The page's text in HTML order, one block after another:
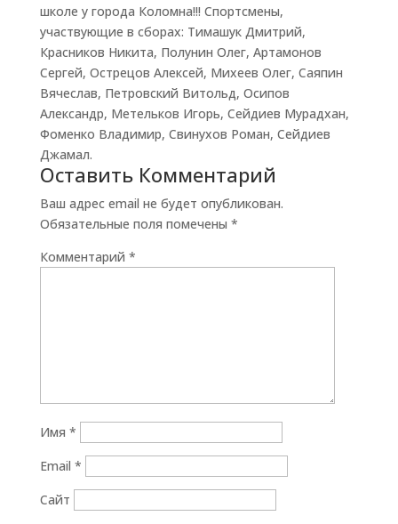
школе у города Коломна!!! Спортсмены,
участвующие в сборах: Тимашук Дмитрий,
Красников Никита, Полунин Олег, Артамонов
Сергей, Острецов Алексей, Михеев Олег, Саяпин
Вячеслав, Петровский Витольд, Осипов
Александр, Метельков Игорь, Сейдиев Мурадхан,
Фоменко Владимир, Свинухов Роман, Сейдиев
Джамал.
Оставить Комментарий
Ваш адрес email не будет опубликован.
Обязательные поля помечены *
Комментарий *
Имя *
Email *
Сайт